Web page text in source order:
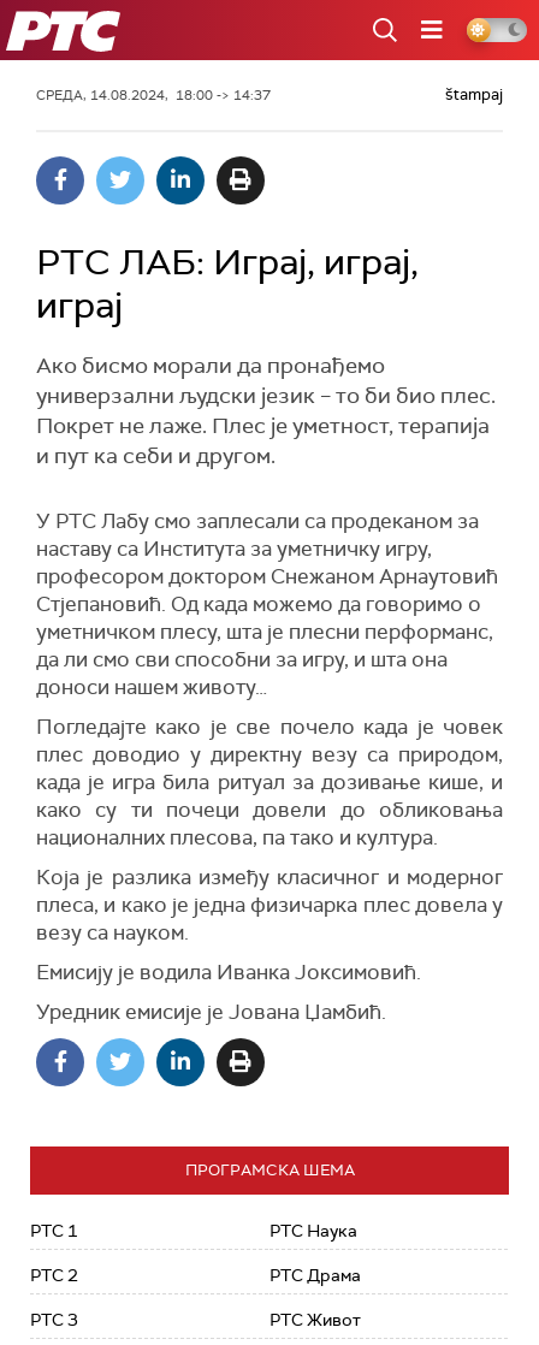
РТС
СРЕДА, 14.08.2024, 18:00 -> 14:37 štampaj
РТС ЛАБ: Играј, играј,
играј
Ако бисмо морали да пронађемо
универзални људски језик – то би био плес.
Покрет не лаже. Плес је уметност, терапија
и пут ка себи и другом.
У РТС Лабу смо заплесали са продеканом за
наставу са Института за уметничку игру,
професором доктором Снежаном Арнаутовић
Стјепановић. Од када можемо да говоримо о
уметничком плесу, шта је плесни перформанс,
да ли смо сви способни за игру, и шта она
доноси нашем животу…
Погледајте како је све почело када је човек
плес доводио у директну везу са природом,
када је игра била ритуал за дозивање кише, и
како су ти почеци довели до обликовања
националних плесова, па тако и култура.
Која је разлика између класичног и модерног
плеса, и како је једна физичарка плес довела у
везу са науком.
Емисију је водила Иванка Јоксимовић.
Уредник емисије је Јована Џамбић.
ПРОГРАМСКА ШЕМА
РТС 1
РТС 2
РТС 3
РТС Наука
РТС Драма
РТС Живот